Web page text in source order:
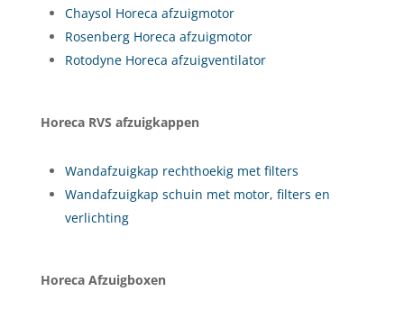
Chaysol Horeca afzuigmotor
Rosenberg Horeca afzuigmotor
Rotodyne Horeca afzuigventilator
Horeca RVS afzuigkappen
Wandafzuigkap rechthoekig met filters
Wandafzuigkap schuin met motor, filters en
verlichting
Horeca Afzuigboxen